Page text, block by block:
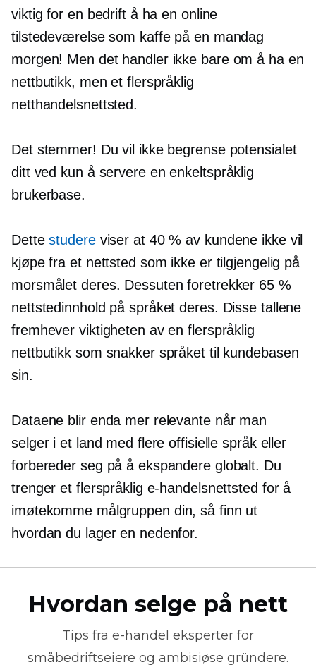
viktig for en bedrift å ha en online
tilstedeværelse som kaffe på en mandag
morgen! Men det handler ikke bare om å ha en
nettbutikk, men et flerspråklig
netthandelsnettsted.
Det stemmer! Du vil ikke begrense potensialet
ditt ved kun å servere enenkeltspråklig
brukerbase.
Dettestudereviser at 40 % av kundene ikke vil
kjøpe fra et nettsted som ikke er tilgjengelig på
morsmålet deres. Dessuten foretrekker 65 %
nettstedinnhold på språket deres. Disse tallene
fremhever viktigheten av en flerspråklig
nettbutikk som snakker språket til kundebasen
sin.
Dataene blir enda mer relevante når man
selger i et land med flere offisielle språk eller
forbereder seg på å ekspandere globalt. Du
trenger et flerspråklig e-handelsnettsted for å
imøtekomme målgruppen din, så finn ut
hvordan du lager en nedenfor.
Hvordan selge på nett
Tips fra e-handel eksperter for
småbedriftseiere og ambisiøse gründere.